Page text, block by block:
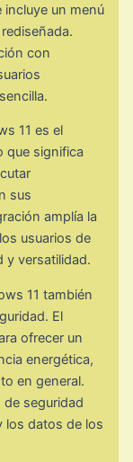
incluye un menú
con
11 es el
que significa
sus
amplía la
usuarios de
y versatilidad.
11 también
El
ofrecer un
energética,
en general.
seguridad
los datos de los